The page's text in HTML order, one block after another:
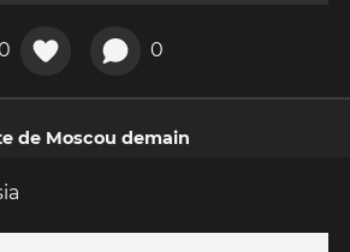
0
de Moscou demain